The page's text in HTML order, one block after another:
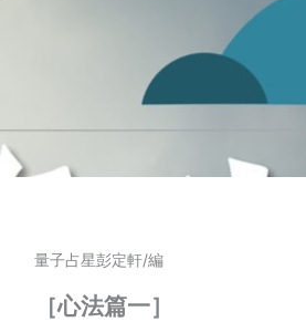
量子占星彭定軒/編
［心法篇一］